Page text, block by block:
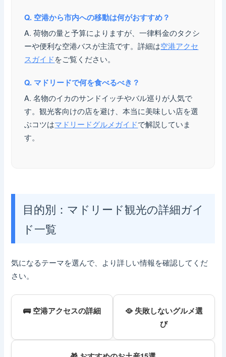
Q. 空港から市内への移動は何がおすすめ？
A. 荷物の量と予算によりますが、一律料金のタクシ
ーや便利な空港バスが主流です。詳細は空港アクセ
スガイドをご覧ください。
Q. マドリードで何を食べるべき？
A. 名物のイカのサンドイッチやバル巡りが人気で
す。観光客向けの店を避け、本当に美味しい店を選
ぶコツはマドリードグルメガイドで解説していま
す。
目的別：マドリード観光の詳細ガイ
ド一覧
気になるテーマを選んで、より詳しい情報を確認してくだ
さい。
🚌 空港アクセスの詳細
🥘 失敗しないグルメ選
び